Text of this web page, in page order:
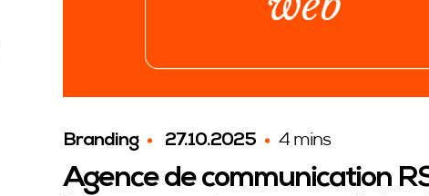
Branding 27.10.2025 4 mins
Agence de communication